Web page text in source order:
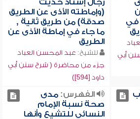
في
أبي
رجال إسناد حديث
(وإماطته الأذى عن الطريق
صدقة) من طريق ثانية ,
ما جاء في إماطة الأذى عن
الطريق
للشيخ: عبد المحسن العباد
جزء من محاضرة ( شرح سنن أبي
داود [594])
الفهرس:مدى
صحة نسبة الإمام
النسائي للتشيع وأنها